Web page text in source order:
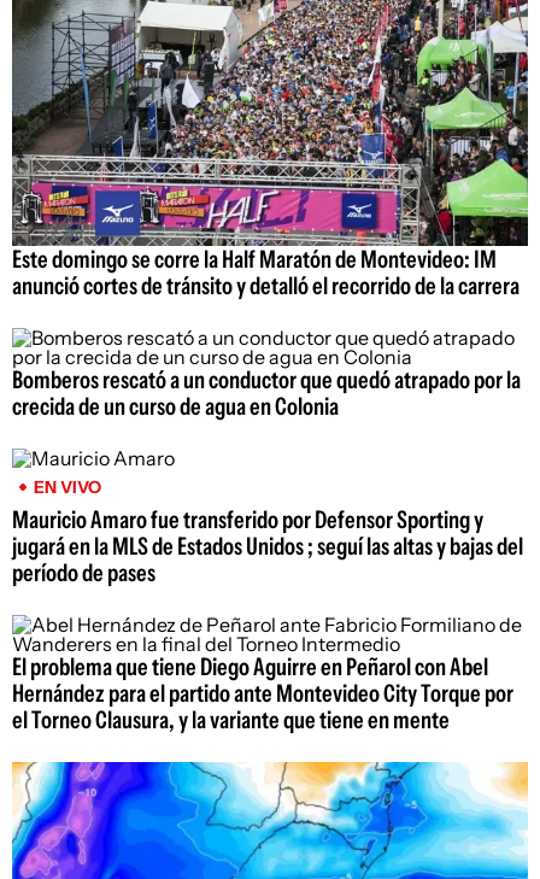
Este domingo se corre la Half Maratón de Montevideo: IM
anunció cortes de tránsito y detalló el recorrido de la carrera
Bomberos rescató a un conductor que quedó atrapado por la
crecida de un curso de agua en Colonia
EN VIVO
Mauricio Amaro fue transferido por Defensor Sporting y
jugará en la MLS de Estados Unidos ; seguí las altas y bajas del
período de pases
El problema que tiene Diego Aguirre en Peñarol con Abel
Hernández para el partido ante Montevideo City Torque por
el Torneo Clausura, y la variante que tiene en mente